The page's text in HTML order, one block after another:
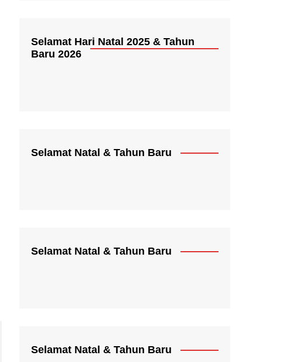
Selamat Hari Natal 2025 & Tahun
Baru 2026
Selamat Natal & Tahun Baru
Selamat Natal & Tahun Baru
Selamat Natal & Tahun Baru